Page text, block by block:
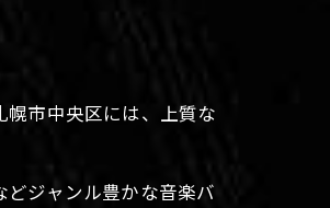
市中央区には、上質な
ジャンル豊かな音楽バ